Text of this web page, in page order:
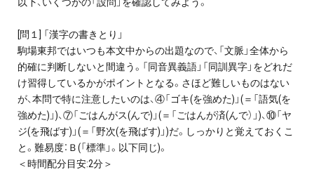
[問１] 「漢字の書きとり」
駒場東邦ではいつも本文中からの出題なので、「文脈」全体から
的確に判断しないと間違う。「同音異義語」「同訓異字」をどれだ
け習得しているかがポイントとなる。さほど難しいものはない
が、本問で特に注意したいのは、④「ゴキ(を強めた)」(＝「語気(を
強めた)」)、⑦「ごはんがス(んで)」(＝「ごはんが済(んで）」)、⑩「ヤ
ジ(を飛ばす)」(＝「野次(を飛ばす)」)だ。しっかりと覚えておくこ
と。難易度：Ｂ(「標準」。以下同じ)。
＜時間配分目安:2分＞